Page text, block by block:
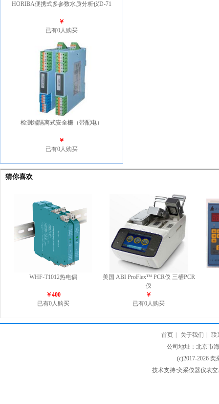
HORIBA便携式多参数水质分析仪D-71
￥
已有0人购买
检测端隔离式安全栅（带配电）
￥
已有0人购买
猜你喜欢
WHF-T1012热电偶
￥400
已有0人购买
美国 ABI ProFlex™ PCR仪 三槽PCR
仪
￥
已有0人购买
首页 关于我们
联
公司地址：北京市
(c)2017-2026
技术支持:奕采仪器仪表